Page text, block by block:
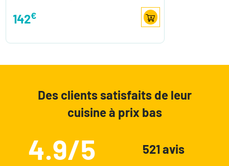
142€
Des clients satisfaits de leur
cuisine à prix bas
4.9/5 521 avis